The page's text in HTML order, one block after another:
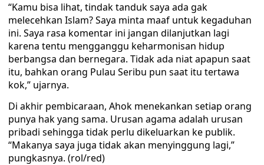
“Kamu bisa lihat, tindak tanduk saya ada gak
melecehkan Islam? Saya minta maaf untuk kegaduhan
ini. Saya rasa komentar ini jangan dilanjutkan lagi
karena tentu mengganggu keharmonisan hidup
berbangsa dan bernegara. Tidak ada niat apapun saat
itu, bahkan orang Pulau Seribu pun saat itu tertawa
kok,” ujarnya.
Di akhir pembicaraan, Ahok menekankan setiap orang
punya hak yang sama. Urusan agama adalah urusan
pribadi sehingga tidak perlu dikeluarkan ke publik.
“Makanya saya juga tidak akan menyinggung lagi,”
pungkasnya. (rol/red)